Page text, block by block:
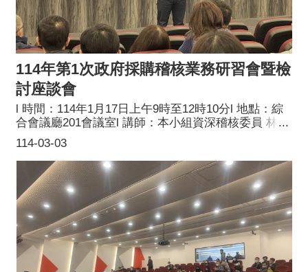
114年第1次政府採購稽核業務研習會暨檢
討座談會
114-03-03
l 時間：114年1月17日上午9時至12時10分l 地點：綜
合會議廳201會議室l 講師：本小組資深稽核委員 林榮
竹委員l 講題：稽核業務重點與案例探討l 參訓對象：
稽核委員及工作人員l 主辦單位：桃園市政府採購稽核
小組